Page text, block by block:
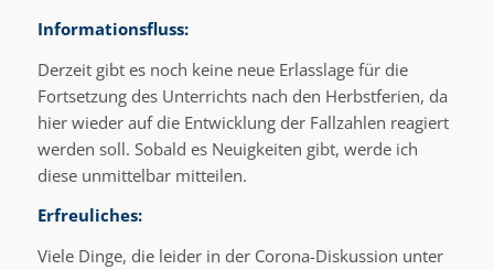
Informationsfluss:
Derzeit gibt es noch keine neue Erlasslage für die
Fortsetzung des Unterrichts nach den Herbstferien, da
hier wieder auf die Entwicklung der Fallzahlen reagiert
werden soll. Sobald es Neuigkeiten gibt, werde ich
diese unmittelbar mitteilen.
Erfreuliches:
Viele Dinge, die leider in der Corona-Diskussion unter